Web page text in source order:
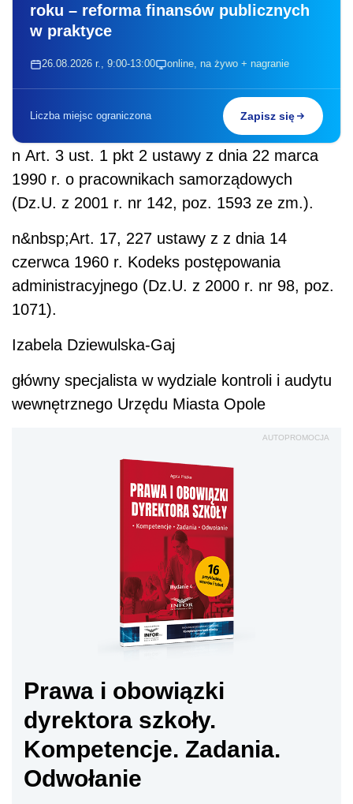
roku – reforma finansów publicznych
w praktyce
26.08.2026 r., 9:00-13:00 online, na żywo + nagranie
Liczba miejsc ograniczona Zapisz się
n Art. 3 ust. 1 pkt 2 ustawy z dnia 22 marca
1990 r. o pracownikach samorządowych
(Dz.U. z 2001 r. nr 142, poz. 1593 ze zm.).
n&nbsp;Art. 17, 227 ustawy z z dnia 14
czerwca 1960 r. Kodeks postępowania
administracyjnego (Dz.U. z 2000 r. nr 98, poz.
1071).
Izabela Dziewulska-Gaj
główny specjalista w wydziale kontroli i audytu
wewnętrznego Urzędu Miasta Opole
AUTOPROMOCJA
Prawa i obowiązki
dyrektora szkoły.
Kompetencje. Zadania.
Odwołanie